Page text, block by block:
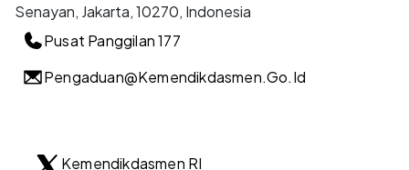
Senayan, Jakarta, 10270, Indonesia
Pusat Panggilan 177
Pengaduan@kemendikdasmen.go.id
Kemendikdasmen RI